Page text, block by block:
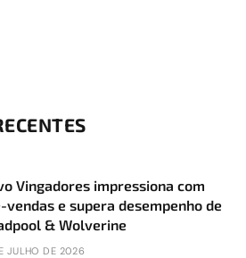
Vingadores impressiona com
vendas e supera desempenho de
& Wolverine
JULHO DE 2026